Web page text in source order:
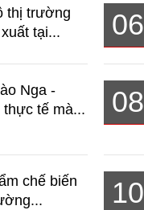
thị trường
tại...
06
Nga -
tế mà...
08
chế biến
10